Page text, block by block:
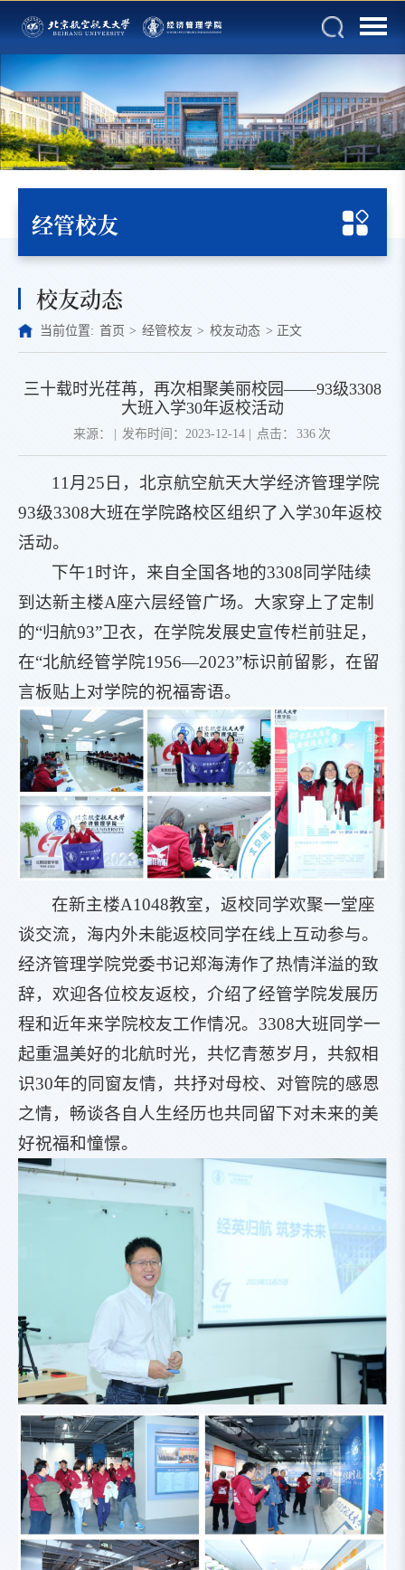
经管校友
校友动态
当前位置: 首页 > 经管校友 > 校友动态 > 正文
三十载时光荏苒，再次相聚美丽校园——93级3308
大班入学30年返校活动
来源： 发布时间：2023-12-14 点击： 336 次
11月25日，北京航空航天大学经济管理学院
93级3308大班在学院路校区组织了入学30年返校
活动。
下午1时许，来自全国各地的3308同学陆续
到达新主楼A座六层经管广场。大家穿上了定制
的“归航93”卫衣，在学院发展史宣传栏前驻足，
在“北航经管学院1956—2023”标识前留影，在留
言板贴上对学院的祝福寄语。
在新主楼A1048教室，返校同学欢聚一堂座
谈交流，海内外未能返校同学在线上互动参与。
经济管理学院党委书记郑海涛作了热情洋溢的致
辞，欢迎各位校友返校，介绍了经管学院发展历
程和近年来学院校友工作情况。3308大班同学一
起重温美好的北航时光，共忆青葱岁月，共叙相
识30年的同窗友情，共抒对母校、对管院的感恩
之情，畅谈各自人生经历也共同留下对未来的美
好祝福和憧憬。